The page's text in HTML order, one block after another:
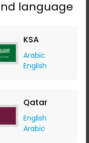
language
KSA
Arabic
English
Qatar
English
Arabic